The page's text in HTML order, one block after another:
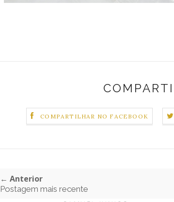
COMPARTILHAR NO FACEBOOK
← Anterior
Postagem mais recente